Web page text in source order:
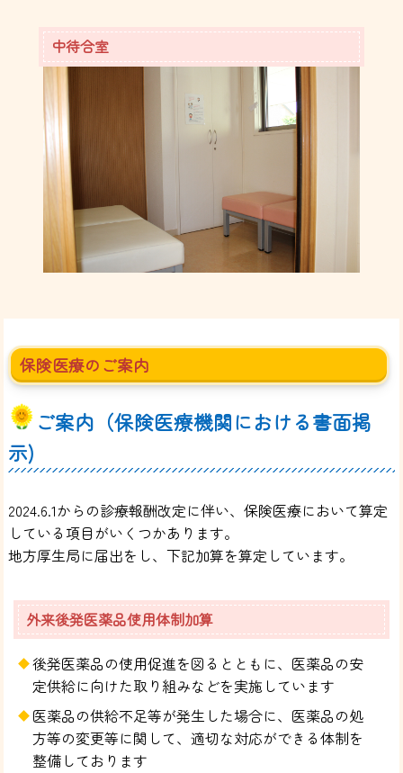
中待合室
保険医療のご案内
ご案内（保険医療機関における書面掲
示)
2024.6.1からの診療報酬改定に伴い、保険医療において算定
している項目がいくつかあります。
地方厚生局に届出をし、下記加算を算定しています。
外来後発医薬品使用体制加算
後発医薬品の使用促進を図るとともに、医薬品の安
定供給に向けた取り組みなどを実施しています
医薬品の供給不足等が発生した場合に、医薬品の処
方等の変更等に関して、適切な対応ができる体制を
整備しております